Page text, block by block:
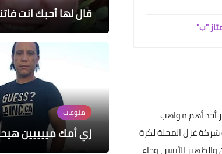
"ب"
المحلة لمدة ٥ سنوات كوليبالي يعتبر أحد أهم مواهب
شركة غزل المحلة لكرة
الأيسر ، وجاء
قال لها أحبك انت
منوعات
زي أمك مييييين